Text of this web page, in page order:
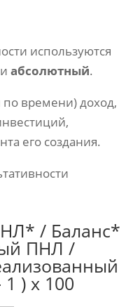
используются
и абсолютный.
времени) доход,
его создания.
/ Баланс*
ПНЛ /
) х 100